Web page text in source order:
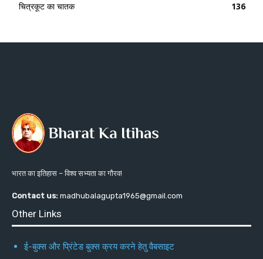
चित्रकूट का चातक
136
भारत का इतिहास – विश्व सभ्यता का गौरव!
Contact us: madhubalagupta1965@gmail.com
Other Links
ई-बुक्स और प्रिंटेड बुक्स क्रय करने हेतु वैबसाइट